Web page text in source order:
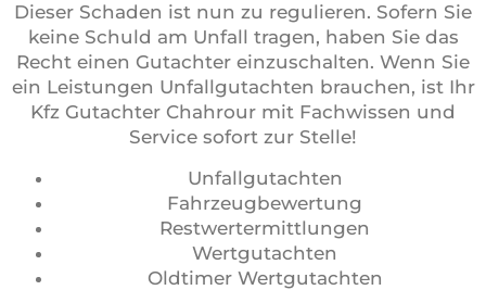
Dieser Schaden ist nun zu regulieren. Sofern Sie
keine Schuld am Unfall tragen, haben Sie das
Recht einen Gutachter einzuschalten. Wenn Sie
ein Leistungen Unfallgutachten brauchen, ist Ihr
Kfz Gutachter Chahrour mit Fachwissen und
Service sofort zur Stelle!
Unfallgutachten
Fahrzeugbewertung
Restwertermittlungen
Wertgutachten
Oldtimer Wertgutachten